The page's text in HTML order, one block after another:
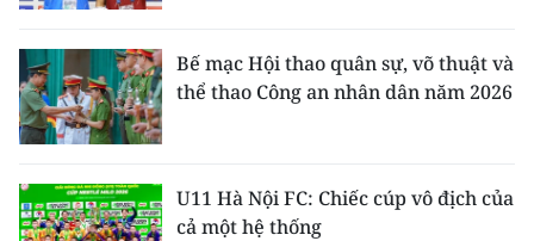
Bế mạc Hội thao quân sự, võ thuật và
thể thao Công an nhân dân năm 2026
U11 Hà Nội FC: Chiếc cúp vô địch của
cả một hệ thống